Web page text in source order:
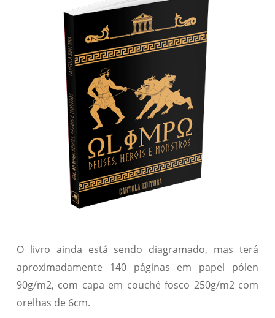
O livro ainda está sendo diagramado, mas terá
aproximadamente 140 páginas em papel pólen
90g/m2, com capa em couché fosco 250g/m2 com
orelhas de 6cm.